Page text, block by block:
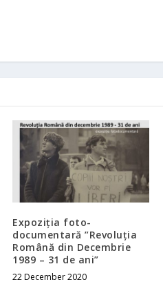
Expoziția foto-
documentară ”Revoluția
Română din Decembrie
1989 – 31 de ani”
22 December 2020